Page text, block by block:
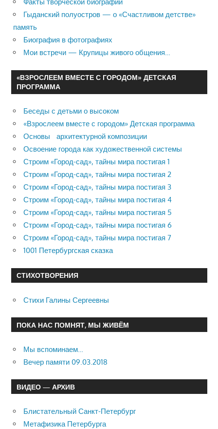
Гыданский полуостров — о «Счастливом детстве»
память
Биография в фотографиях
Мои встречи — Крупицы живого общения…
«ВЗРОСЛЕЕМ ВМЕСТЕ С ГОРОДОМ» ДЕТСКАЯ
ПРОГРАММА
Беседы с детьми о высоком
«Взрослеем вместе с городом» Детская программа
Основы архитектурной композиции
Освоение города как художественной системы
Строим «Город-сад», тайны мира постигая 1
Строим «Город-сад», тайны мира постигая 2
Строим «Город-сад», тайны мира постигая 3
Строим «Город-сад», тайны мира постигая 4
Строим «Город-сад», тайны мира постигая 5
Строим «Город-сад», тайны мира постигая 6
Строим «Город-сад», тайны мира постигая 7
1001 Петербургская сказка
СТИХОТВОРЕНИЯ
Стихи Галины Сергеевны
ПОКА НАС ПОМНЯТ, МЫ ЖИВЁМ
Мы вспоминаем…
Вечер памяти 09.03.2018
ВИДЕО — АРХИВ
Блистательный Санкт-Петербург
Метафизика Петербурга